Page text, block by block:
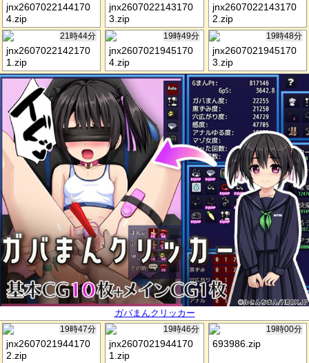
jnx2607022144170
4.zip
jnx2607022143170
3.zip
jnx2607022143170
2.zip
21時44分
jnx2607022142170
1.zip
19時49分
jnx2607021945170
4.zip
19時48分
jnx2607021945170
3.zip
ガバまんクリッカー
19時47分
jnx2607021944170
2.zip
19時46分
jnx2607021944170
1.zip
19時00分
693986.zip